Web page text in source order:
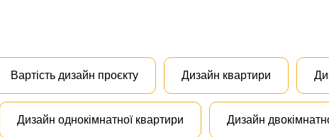
Вартість дизайн проєкту Дизайн квартири
Дизайн однокімнатної квартири Дизайн